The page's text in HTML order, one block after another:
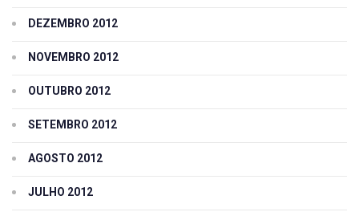
DEZEMBRO 2012
NOVEMBRO 2012
OUTUBRO 2012
SETEMBRO 2012
AGOSTO 2012
JULHO 2012